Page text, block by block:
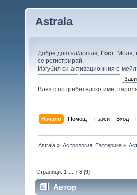
Astrala
Добре дошъл/дошла, Гост . Моля,
се регистрирай
Изгубил си активационния е-мейл
Влез с потребителско име,
Начало Помощ Търси Вход
Astrala » Астрология. Езотерика»
Страници: 1 ...7 8 [9]
Автор